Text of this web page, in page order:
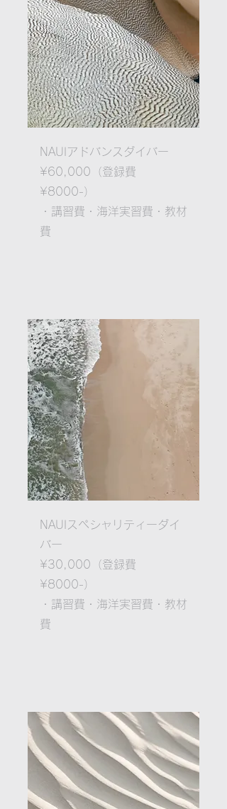
NAUIアドバンスダイバー
¥60,000（登録費
¥8000-）
・講習費 ・海洋実習費 ・教材
費
NAUIスペシャリティーダイ
バー
¥30,000（登録費
¥8000-）
・講習費 ・海洋実習費 ・教材
費